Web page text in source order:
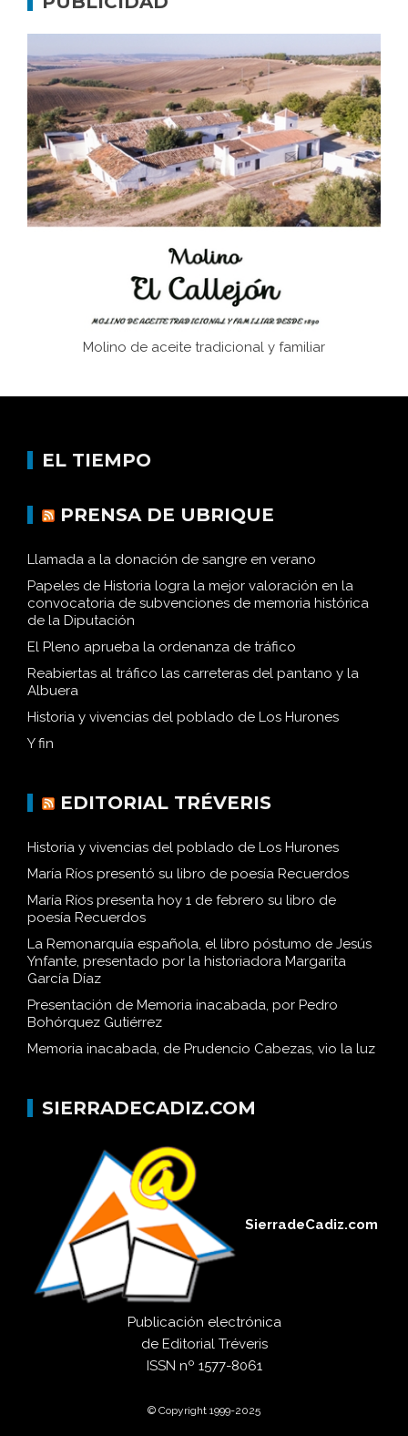
Bornos
El Frente Popular. Ubrique, febrero-julio 1936
Juntar las letras. La alfabetización en el campo: del
afán de saber a la autogestión
Historia y vivencias del poblado de Los Hurones
Molino de aceite tradicional y familiar
EL TIEMPO
PRENSA DE UBRIQUE
Llamada a la donación de sangre en verano
Papeles de Historia logra la mejor valoración en la
convocatoria de subvenciones de memoria histórica
de la Diputación
El Pleno aprueba la ordenanza de tráfico
Reabiertas al tráfico las carreteras del pantano y la
Albuera
Historia y vivencias del poblado de Los Hurones
Y fin
EDITORIAL TRÉVERIS
Historia y vivencias del poblado de Los Hurones
María Ríos presentó su libro de poesía Recuerdos
María Ríos presenta hoy 1 de febrero su libro de
poesía Recuerdos
La Remonarquía española, el libro póstumo de Jesús
Ynfante, presentado por la historiadora Margarita
García Díaz
Presentación de Memoria inacabada, por Pedro
Bohórquez Gutiérrez
Memoria inacabada, de Prudencio Cabezas, vio la luz
SIERRADECADIZ.COM
SierradeCadiz.com
Publicación electrónica
de Editorial Tréveris
ISSN nº 1577-8061
© Copyright 1999-2025